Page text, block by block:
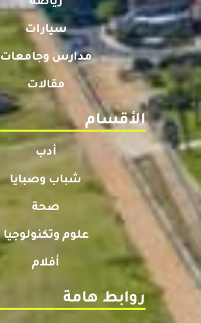
سيارات
مدارس وجامعات
مقالات
الأقسام
أدب
شباب وصبايا
صحة
علوم وتكنولوجيا
أفلام
روابط هامة